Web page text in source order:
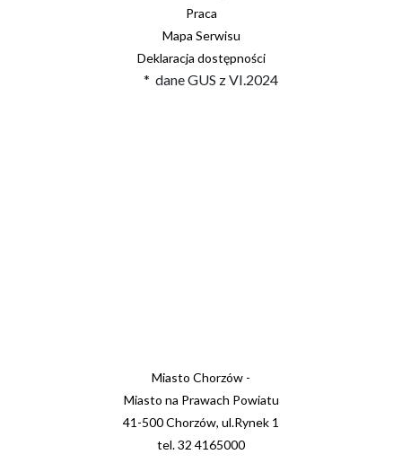
Praca
Mapa Serwisu
Deklaracja dostępności
* dane GUS z VI.2024
Miasto Chorzów -
Miasto na Prawach Powiatu
41-500 Chorzów, ul.Rynek 1
tel. 32 4165000